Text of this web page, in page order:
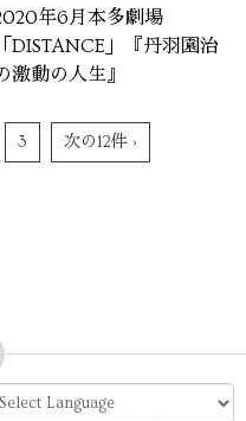
年6月本多劇場
DISTANCE」『丹羽園治
激動の人生』
3 次の12件 ›